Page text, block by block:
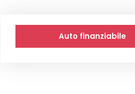
Auto finanziabile